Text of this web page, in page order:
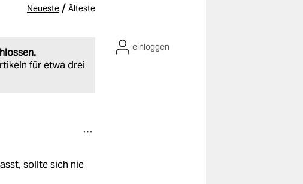
Neueste / Älteste
für etwa drei
einloggen
sollte sich nie